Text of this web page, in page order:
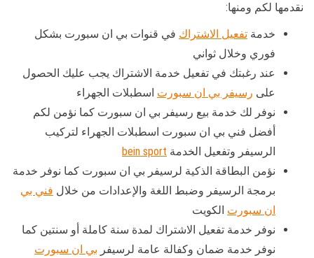
نقدمها لكم ومنها:
خدمة تفعيل الاشتراك في قنوات بي ان سبورت بشكل
فوري وخلال ثواني
عند رغبتك في تفعيل خدمة الاشتراك يجب عليك الحصول
على رسيفر بي ان سبورت اسطبلات الجهراء
نوفر لك خدمة بيع رسيفر بي ان سبورت كما نؤمن لكم
أفضل فني بي ان سبورت اسطبلات الجهراء لتركيب
الرسيفر وتفعيل الخدمة bein sport
نؤمن البطاقة الذكية لرسيفر بي ان سبورت كما نوفر خدمة
برمجة الرسيفر وضبط اللغة والإعدادات من خلال فني بي
ان سبورت الكويت
نوفر خدمة تفعيل الاشتراك لمدة سنة كاملة أو سنتين كما
نوفر خدمة ضمان وكفالة عامة لرسيفر بي ان سبورت